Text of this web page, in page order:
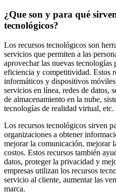
¿Que son y para qué
tecnológicos?
Los recursos tecnológicos son
servicios que permiten a las
aprovechar las nuevas
eficiencia y competitividad. Estos
informáticos y dispositivos
servicios en línea, redes de datos,
de almacenamiento en la nube,
tecnologías de realidad virtual, etc.
Los recursos tecnológicos sirven
organizaciones a obtener
mejorar la comunicación, mejorar
costos. Estos recursos también
datos, proteger la privacidad y
empresas utilizan los recursos
servicio al cliente, aumentar las
marca.